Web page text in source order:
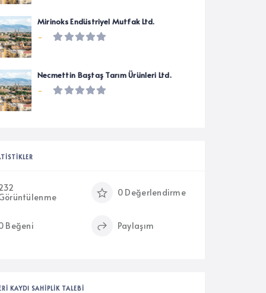
Mirinoks Endüstriyel Mutfak Ltd.
-
Necmettin Baştaş Tarım Ürünleri Ltd.
-
0 Değerlendirme
Beğeni Paylaşım
KAYDI SAHIPLIK TALEBI